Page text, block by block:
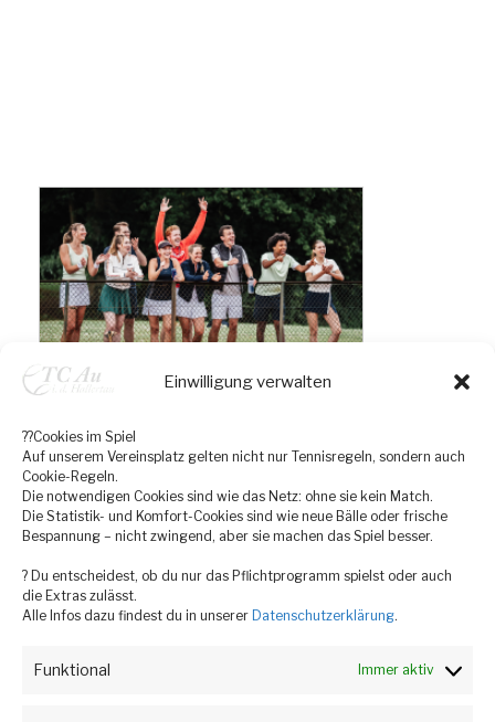
Einwilligung verwalten
??Cookies im Spiel
Auf unserem Vereinsplatz gelten nicht nur Tennisregeln, sondern auch
Cookie-Regeln.
Die notwendigen Cookies sind wie das Netz: ohne sie kein Match.
Die Statistik- und Komfort-Cookies sind wie neue Bälle oder frische
Bespannung – nicht zwingend, aber sie machen das Spiel besser.
? Du entscheidest, ob du nur das Pflichtprogramm spielst oder auch
die Extras zulässt.
Alle Infos dazu findest du in unserer Datenschutzerklärung.
Funktional Immer aktiv